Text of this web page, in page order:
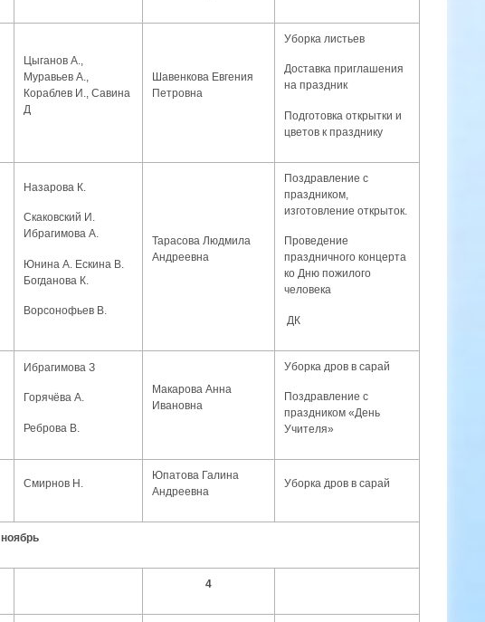
Цыганов А.,
Муравьев А.,
Кораблев И., Савина
Д
Шавенкова Евгения
Петровна
Уборка листьев
Доставка приглашения
на праздник
Подготовка открытки и
цветов к празднику
Назарова К.
Скаковский И.
Ибрагимова А.
Юнина А. Ескина В.
Богданова К.
Ворсонофьев В.
Тарасова Людмила
Андреевна
Поздравление с
праздником,
изготовление открыток.
Проведение
праздничного концерта
ко Дню пожилого
человека
ДК
Ибрагимова З
Горячёва А.
Реброва В.
Макарова Анна
Ивановна
Уборка дров в сарай
Поздравление с
праздником «День
Учителя»
Смирнов Н.
Юпатова Галина
Андреевна
Уборка дров в сарай
ноябрь
4